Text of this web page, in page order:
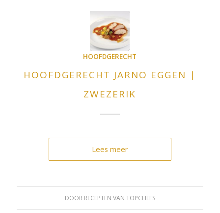
HOOFDGERECHT
HOOFDGERECHT JARNO EGGEN |
ZWEZERIK
Lees meer
DOOR RECEPTEN VAN TOPCHEFS